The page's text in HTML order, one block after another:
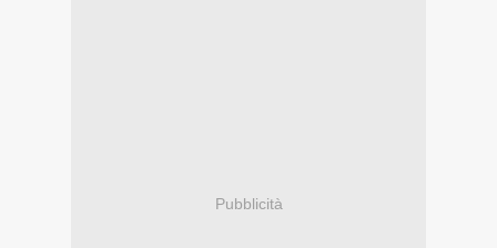
Pubblicità